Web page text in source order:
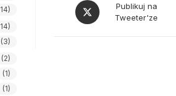
Opens
in
Publikuj na
Tweeter'ze
(3)
(2)
(1)
(1)